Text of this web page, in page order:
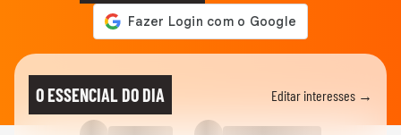
O ESSENCIAL DO DIA Editar interesses →